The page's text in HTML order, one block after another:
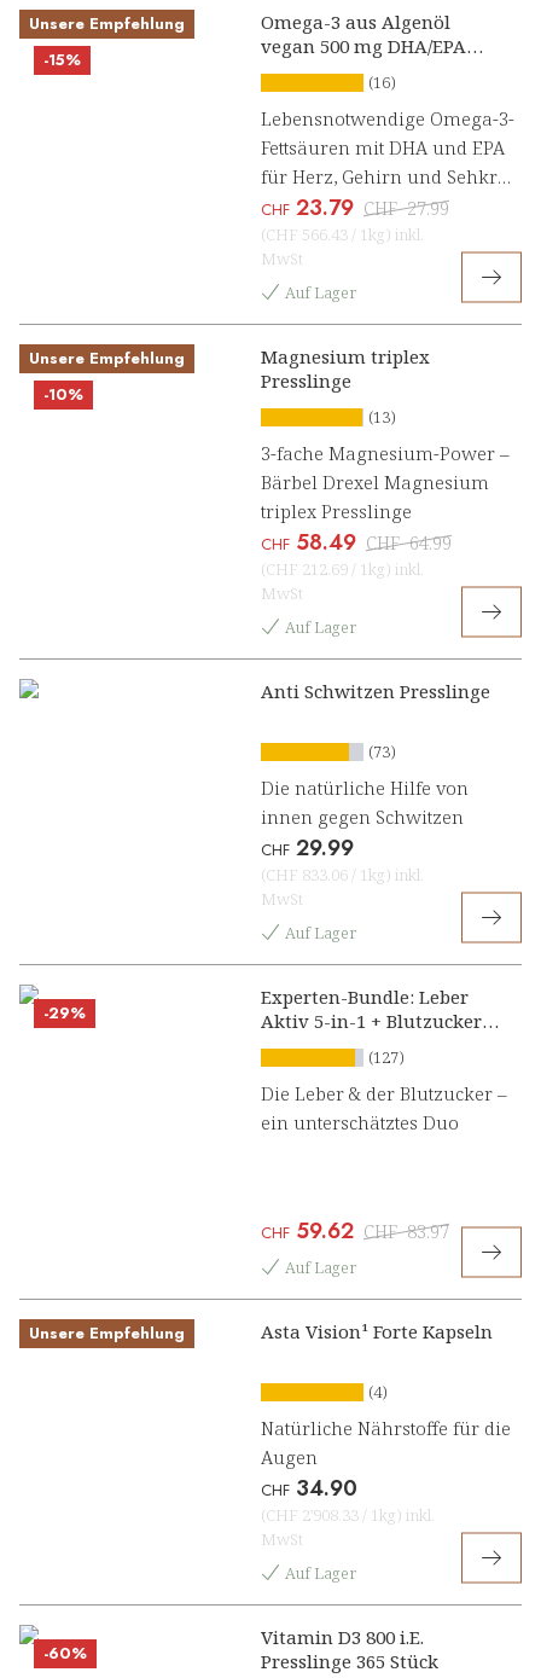
Unsere Empfehlung
-15%
Omega-3 aus Algenöl
vegan 500 mg DHA/EPA
Kapseln
(16)
Lebensnotwendige Omega-3-
Fettsäuren mit DHA und EPA
für Herz, Gehirn und Sehkraft
[1, 2]
CHF 23.79 CHF 27.99
(CHF 566.43 / 1kg) inkl.
MwSt
Auf Lager
Unsere Empfehlung
-10%
Magnesium triplex
Presslinge
(13)
3-fache Magnesium-Power –
Bärbel Drexel Magnesium
triplex Presslinge
CHF 58.49 CHF 64.99
(CHF 212.69 / 1kg) inkl.
MwSt
Auf Lager
Anti Schwitzen Presslinge
(73)
Die natürliche Hilfe von
innen gegen Schwitzen
CHF 29.99
(CHF 833.06 / 1kg) inkl.
MwSt
Auf Lager
-29%
Experten-Bundle: Leber
Aktiv 5-in-1 + Blutzucker
Balance
(127)
Die Leber & der Blutzucker –
ein unterschätztes Duo
CHF 59.62 CHF 83.97
Auf Lager
Unsere Empfehlung Asta Vision¹ Forte Kapseln
(4)
Natürliche Nährstoffe für die
Augen
CHF 34.90
(CHF 2'908.33 / 1kg) inkl.
MwSt
Auf Lager
-60%
Vitamin D3 800 i.E.
Presslinge 365 Stück